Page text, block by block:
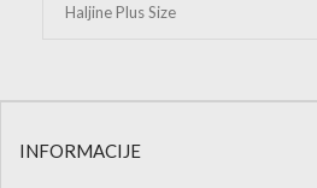
Haljine Plus Size
INFORMACIJE